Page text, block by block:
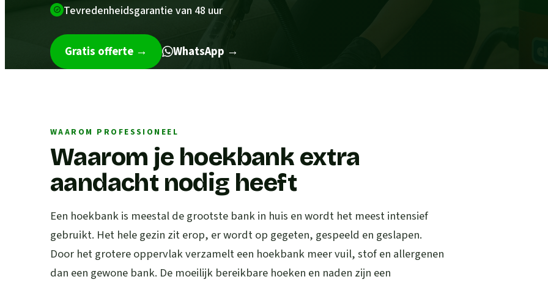
Tevredenheidsgarantie van 48 uur
Gratis offerte → WhatsApp →
WAAROM PROFESSIONEEL
Waarom je hoekbank extra
aandacht nodig heeft
Een hoekbank is meestal de grootste bank in huis en wordt het meest intensief
gebruikt. Het hele gezin zit erop, er wordt op gegeten, gespeeld en geslapen.
Door het grotere oppervlak verzamelt een hoekbank meer vuil, stof en allergenen
dan een gewone bank. De moeilijk bereikbare hoeken en naden zijn een